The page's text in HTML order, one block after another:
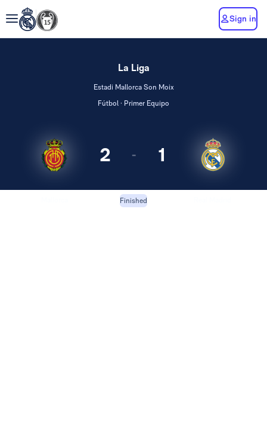
Sign in
La Liga
Estadi Mallorca Son Moix
Fútbol · Primer Equipo
2 - 1
Finished